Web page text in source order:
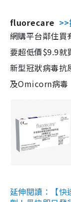
fluorecare
網購平台鄰住
要超低價$9.9就
新型冠狀病毒抗
及Omicorn病毒
延伸閱讀：【快